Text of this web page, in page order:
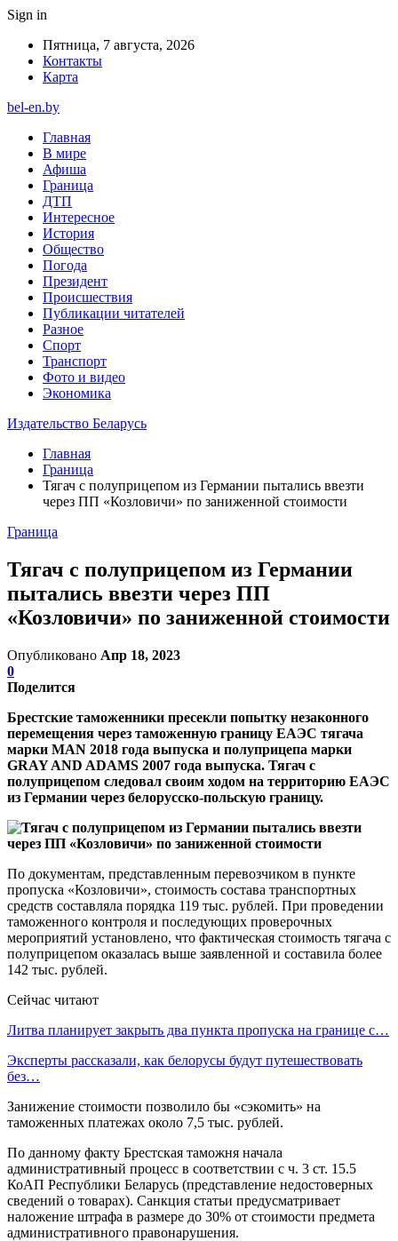
Sign in
Пятница, 7 августа, 2026
Контакты
Карта
bel-en.by
Главная
В мире
Афиша
Граница
ДТП
Интересное
История
Общество
Погода
Президент
Происшествия
Публикации читателей
Разное
Спорт
Транспорт
Фото и видео
Экономика
Издательство Беларусь
Главная
Граница
Тягач с полуприцепом из Германии пытались ввезти
через ПП «Козловичи» по заниженной стоимости
Граница
Тягач с полуприцепом из Германии
пытались ввезти через ПП
«Козловичи» по заниженной стоимости
Опубликовано Апр 18, 2023
0
Поделится
Брестские таможенники пресекли попытку незаконного
перемещения через таможенную границу ЕАЭС тягача
марки MAN 2018 года выпуска и полуприцепа марки
GRAY AND ADAMS 2007 года выпуска. Тягач с
полуприцепом следовал своим ходом на территорию ЕАЭС
из Германии через белорусско-польскую границу.
По документам, представленным перевозчиком в пункте
пропуска «Козловичи», стоимость состава транспортных
средств составляла порядка 119 тыс. рублей. При проведении
таможенного контроля и последующих проверочных
мероприятий установлено, что фактическая стоимость тягача с
полуприцепом оказалась выше заявленной и составила более
142 тыс. рублей.
Сейчас читают
Литва планирует закрыть два пункта пропуска на границе с…
Эксперты рассказали, как белорусы будут путешествовать
без…
Занижение стоимости позволило бы «сэкомить» на
таможенных платежах около 7,5 тыс. рублей.
По данному факту Брестская таможня начала
административный процесс в соответствии с ч. 3 ст. 15.5
КоАП Республики Беларусь (представление недостоверных
сведений о товарах). Санкция статьи предусматривает
наложение штрафа в размере до 30% от стоимости предмета
административного правонарушения.